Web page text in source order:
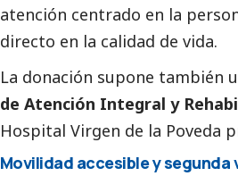
atención centrado en la
directo en la calidad de vida.
La donación supone también
de Atención Integral y
Hospital Virgen de la Poveda
Movilidad accesible y segunda